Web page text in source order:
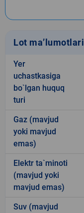
Lot ma’lumotlari
Yer
uchastkasiga
bo`lgan huquq
turi
Gaz (mavjud
yoki mavjud
emas)
Elektr ta`minoti
(mavjud yoki
mavjud emas)
Suv (mavjud